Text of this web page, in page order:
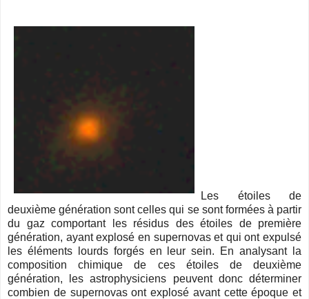
Les étoiles de
deuxième génération sont celles qui se sont formées à partir
du gaz comportant les résidus des étoiles de première
génération, ayant explosé en supernovas et qui ont expulsé
les éléments lourds forgés en leur sein. En analysant la
composition chimique de ces étoiles de deuxième
génération, les astrophysiciens peuvent donc déterminer
combien de supernovas ont explosé avant cette époque et